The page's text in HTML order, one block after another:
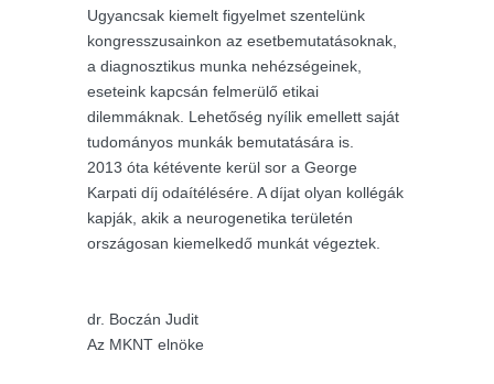
Ugyancsak kiemelt figyelmet szentelünk
kongresszusainkon az esetbemutatásoknak,
a diagnosztikus munka nehézségeinek,
eseteink kapcsán felmerülő etikai
dilemmáknak. Lehetőség nyílik emellett saját
tudományos munkák bemutatására is.
2013 óta kétévente kerül sor a George
Karpati díj odaítélésére. A díjat olyan kollégák
kapják, akik a neurogenetika területén
országosan kiemelkedő munkát végeztek.
dr. Boczán Judit
Az MKNT elnöke